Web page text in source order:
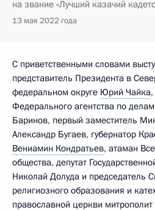
на звание «Лучший казачий
13 мая 2022 года
С приветственными словами
представитель Президента в
федеральном округе Юрий Чайка
Федерального агентства по
Баринов, первый заместитель
Александр Бугаев, губернатор
Вениамин Кондратьев, атаман
общества, депутат
Николай Долуда и председатель
религиозного образования и
православной церкви митрополит